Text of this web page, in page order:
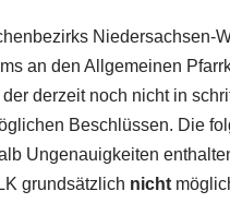
Niedersachsen-
an den Allgemeinen
derzeit noch nicht in
Beschlüssen. Die
Ungenauigkeiten
grundsätzlich nicht